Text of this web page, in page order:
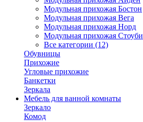
Модульная прихожая Бостон
Модульная прихожая Вега
Модульная прихожая Норд
Модульная прихожая Стоуби
Все категории (12)
Обувницы
Прихожие
Угловые прихожие
Банкетки
Зеркала
Мебель для ванной комнаты
Зеркало
Комод